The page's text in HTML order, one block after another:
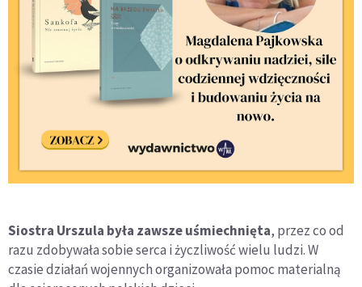
Siostra Urszula była zawsze uśmiechnięta, przez co od
razu zdobywała sobie serca i życzliwość wielu ludzi. W
czasie działań wojennych organizowała pomoc materialną